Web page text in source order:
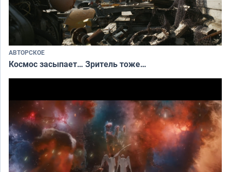
АВТОРСКОЕ
Космос засыпает… Зритель тоже…